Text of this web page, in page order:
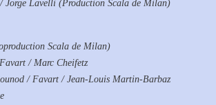
Jorge Lavelli (Production Scala de Milan)
Scala de Milan)
/ Marc Cheifetz
/ Favart / Jean-Louis Martin-Barbaz